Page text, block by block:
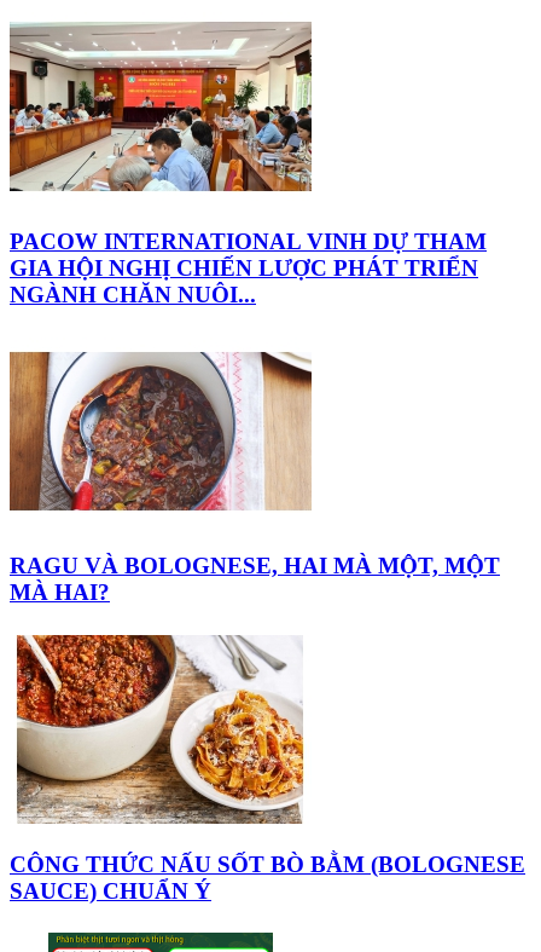
PACOW INTERNATIONAL VINH DỰ THAM
GIA HỘI NGHỊ CHIẾN LƯỢC PHÁT TRIỂN
NGÀNH CHĂN NUÔI...
RAGU VÀ BOLOGNESE, HAI MÀ MỘT, MỘT
MÀ HAI?
CÔNG THỨC NẤU SỐT BÒ BẰM (BOLOGNESE
SAUCE) CHUẨN Ý